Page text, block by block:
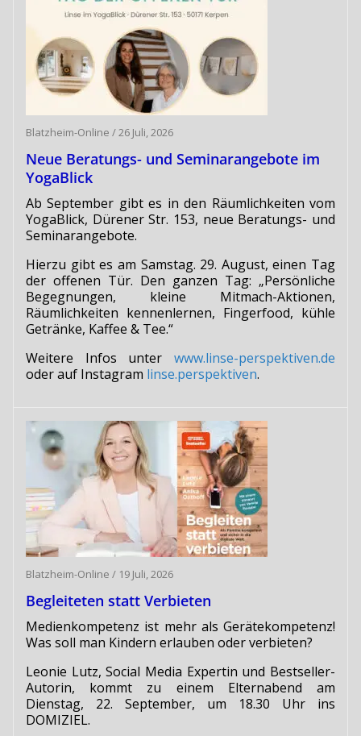
Blatzheim-Online /26 Juli, 2026
Neue Beratungs- und Seminarangebote im
YogaBlick
Ab September gibt es in den Räumlichkeiten vom
YogaBlick, Dürener Str. 153, neue Beratungs- und
Seminarangebote.
Hierzu gibt es am Samstag. 29. August, einen Tag
der offenen Tür. Den ganzen Tag: „Persönliche
Begegnungen, kleine Mitmach-Aktionen,
Räumlichkeiten kennenlernen, Fingerfood, kühle
Getränke, Kaffee & Tee.“
Weitere Infos unter www.linse-perspektiven.de
oder auf Instagram linse.perspektiven.
Blatzheim-Online / 19 Juli, 2026
Begleiteten statt Verbieten
Medienkompetenz ist mehr als Gerätekompetenz!
Was soll man Kindern erlauben oder verbieten?
Leonie Lutz, Social Media Expertin und Bestseller-
Autorin, kommt zu einem Elternabend am
Dienstag, 22. September, um 18.30 Uhr ins
DOMIZIEL.